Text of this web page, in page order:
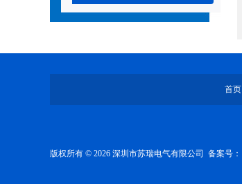
首页
版权所有 © 2026 深圳市苏瑞电气有限公司 备案号：